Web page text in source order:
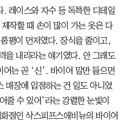
. 레이스와 자수 등 독특한 디테일
작할 때 손이 많이 가는 옷은 다
평이 먼저였다. 장식을 줄이고,
을 내리라는 얘기였다. 안 그래도
어는 곧 ‘신’. 바이어 말만 들으면
매장에 입점하는 건 일도 아니었
줄 수 있어’라는 강렬한 눈빛이
점인 삭스피프스애비뉴의 바이어